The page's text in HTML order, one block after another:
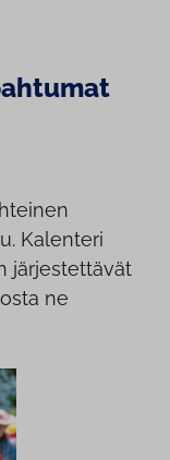
Kalenteri
järjestettävät
ne